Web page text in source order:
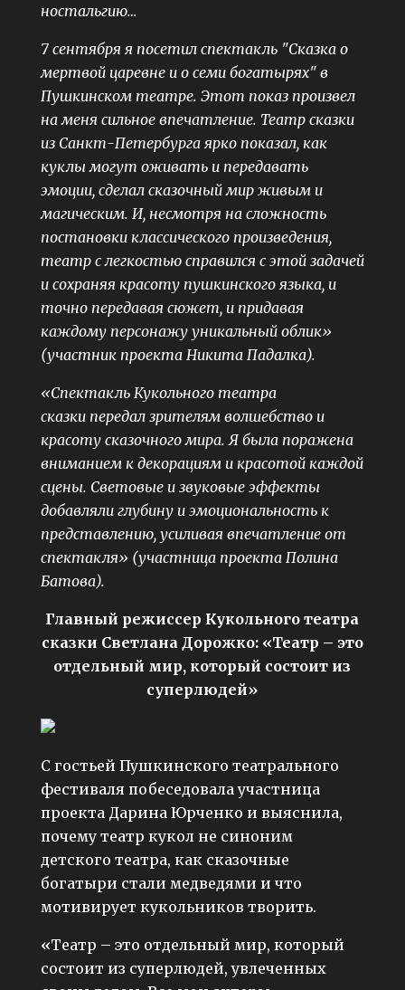
ностальгию…
7 сентября я посетил спектакль "Сказка о
мертвой царевне и о семи богатырях" в
Пушкинском театре. Этот показ произвел
на меня сильное впечатление. Театр сказки
из Санкт-Петербурга ярко показал, как
куклы могут оживать и передавать
эмоции, сделал сказочный мир живым и
магическим. И, несмотря на сложность
постановки классического произведения,
театр с легкостью справился с этой задачей
и сохраняя красоту пушкинского языка, и
точно передавая сюжет, и придавая
каждому персонажу уникальный облик»
(участник проекта Никита Падалка).
«Спектакль Кукольного театра
сказки передал зрителям волшебство и
красоту сказочного мира. Я была поражена
вниманием к декорациям и красотой каждой
сцены. Световые и звуковые эффекты
добавляли глубину и эмоциональность к
представлению, усиливая впечатление от
спектакля» (участница проекта Полина
Батова).
Главный режиссер Кукольного театра
сказки Светлана Дорожко: «Театр – это
отдельный мир, который состоит из
суперлюдей»
С гостьей Пушкинского театрального
фестиваля побеседовала участница
проекта Дарина Юрченко и выяснила,
почему театр кукол не синоним
детского театра, как сказочные
богатыри стали медведями и что
мотивирует кукольников творить.
«Театр – это отдельный мир, который
состоит из суперлюдей, увлеченных